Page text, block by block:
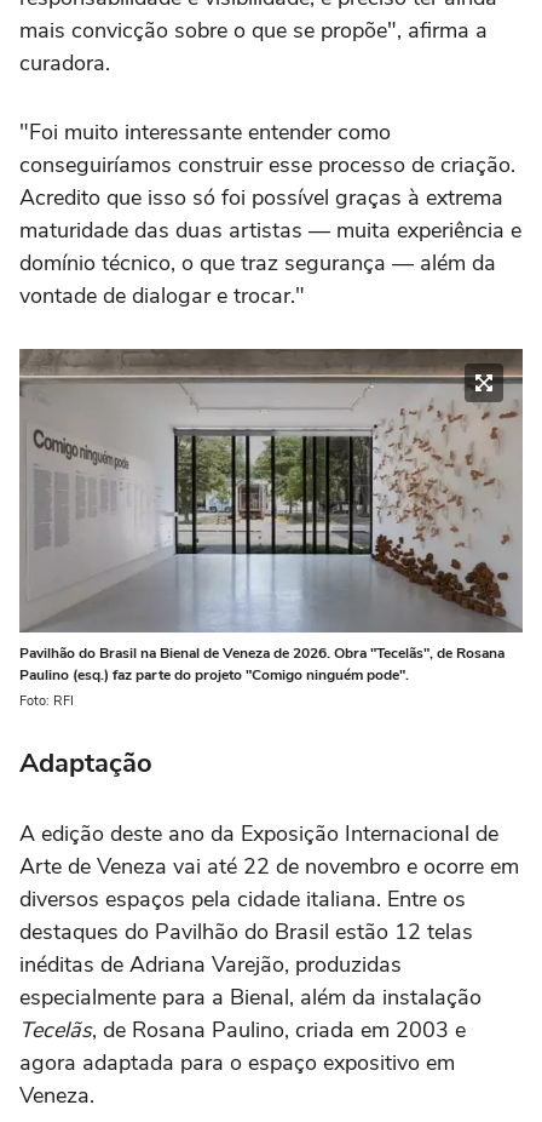
mais convicção sobre o que se propõe", afirma a
curadora.
"Foi muito interessante entender como
conseguiríamos construir esse processo de criação.
Acredito que isso só foi possível graças à extrema
maturidade das duas artistas — muita experiência e
domínio técnico, o que traz segurança — além da
vontade de dialogar e trocar."
Pavilhão do Brasil na Bienal de Veneza de 2026. Obra "Tecelãs", de Rosana
Paulino (esq.) faz parte do projeto "Comigo ninguém pode".
Foto: RFI
Adaptação
A edição deste ano da Exposição Internacional de
Arte de Veneza vai até 22 de novembro e ocorre em
diversos espaços pela cidade italiana. Entre os
destaques do Pavilhão do Brasil estão 12 telas
inéditas de Adriana Varejão, produzidas
especialmente para a Bienal, além da instalação
Tecelãs, de Rosana Paulino, criada em 2003 e
agora adaptada para o espaço expositivo em
Veneza.